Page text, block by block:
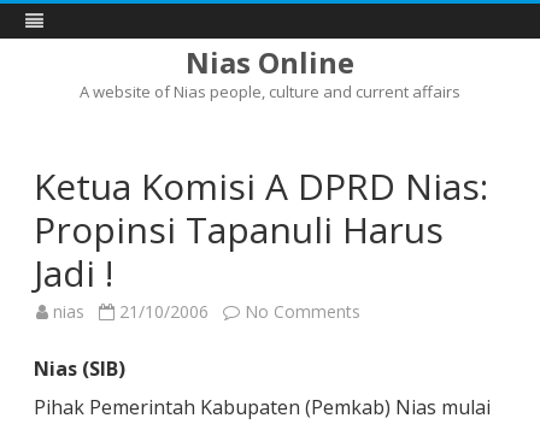
Nias Online
A website of Nias people, culture and current affairs
Ketua Komisi A DPRD Nias:
Propinsi Tapanuli Harus
Jadi !
nias 21/10/2006 No Comments
Nias:
Propinsi
Nias (SIB)
Pihak Pemerintah Kabupaten (Pemkab) Nias mulai